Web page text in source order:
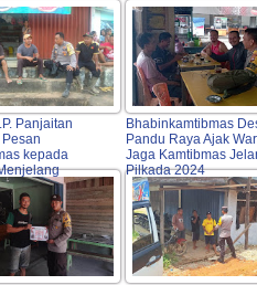
Panjaitan
kepada
Bhabinkamtibmas
Pandu Raya Ajak
Jaga Kamtibmas
Pilkada 2024